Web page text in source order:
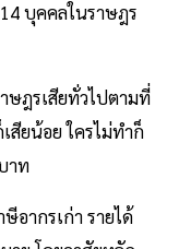
บุคคลในราษฎร
ษฎรเสียทั่วไปตามที่
สียน้อย ใครไม่ทำก็
าท
อากรเก่า รายได้